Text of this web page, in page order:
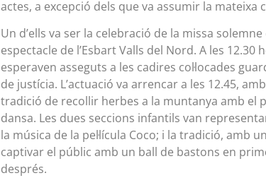
actes, a excepció dels que va assumir la mateixa
Un d’ells va ser la celebració de la missa
espectacle de l’Esbart Valls del Nord. A les 12.30
esperaven asseguts a les cadires col·locades
de justícia. L’actuació va arrencar a les 12.45,
tradició de recollir herbes a la muntanya amb el
dansa. Les dues seccions infantils van
la música de la pel·lícula Coco; i la tradició, amb
captivar el públic amb un ball de bastons en
després.